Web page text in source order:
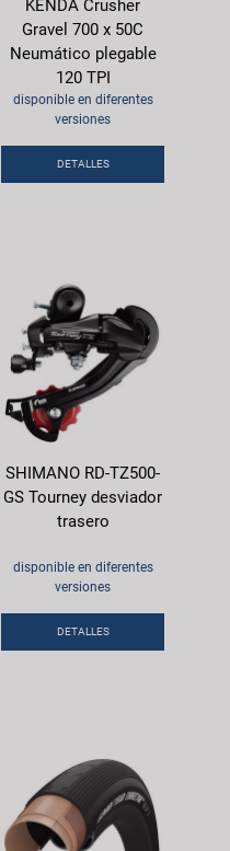
KENDA Crusher
Gravel 700 x 50C
Neumático plegable
120 TPI
disponible en diferentes
versiones
DETALLES
SHIMANO RD-TZ500-
GS Tourney desviador
trasero
disponible en diferentes
versiones
DETALLES